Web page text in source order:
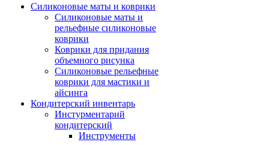
Силиконовые маты и коврики
Силиконовые маты и
рельефные силиконовые
коврики
Коврики для придания
объемного рисунка
Силиконовые рельефные
коврики для мастики и
айсинга
Кондитерский инвентарь
Инстурментарий
кондитерский
Инструменты